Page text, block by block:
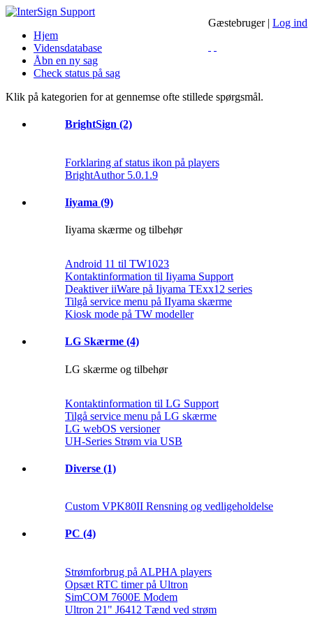
Gæstebruger | Log ind
Hjem
Vidensdatabase
Åbn en ny sag
Check status på sag
Klik på kategorien for at gennemse ofte stillede spørgsmål.
BrightSign (2)
Forklaring af status ikon på players
BrightAuthor 5.0.1.9
Iiyama (9)
Iiyama skærme og tilbehør
Android 11 til TW1023
Kontaktinformation til Iiyama Support
Deaktiver iiWare på Iiyama TExx12 series
Tilgå service menu på IIyama skærme
Kiosk mode på TW modeller
LG Skærme (4)
LG skærme og tilbehør
Kontaktinformation til LG Support
Tilgå service menu på LG skærme
LG webOS versioner
UH-Series Strøm via USB
Diverse (1)
Custom VPK80II Rensning og vedligeholdelse
PC (4)
Strømforbrug på ALPHA players
Opsæt RTC timer på Ultron
SimCOM 7600E Modem
Ultron 21" J6412 Tænd ved strøm